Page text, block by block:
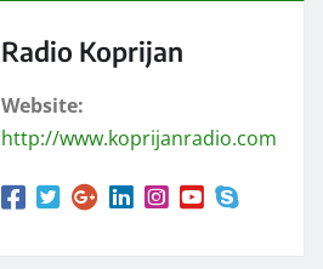
Radio Koprijan
Website:
http://www.koprijanradio.com